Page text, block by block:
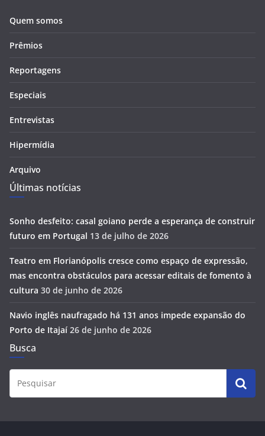
Quem somos
Prêmios
Reportagens
Especiais
Entrevistas
Hipermídia
Arquivo
Últimas notícias
Sonho desfeito: casal goiano perde a esperança de construir
futuro em Portugal 13 de julho de 2026
Teatro em Florianópolis cresce como espaço de expressão,
mas encontra obstáculos para acessar editais de fomento à
cultura 30 de junho de 2026
Navio inglês naufragado há 131 anos impede expansão do
Porto de Itajaí 26 de junho de 2026
Busca